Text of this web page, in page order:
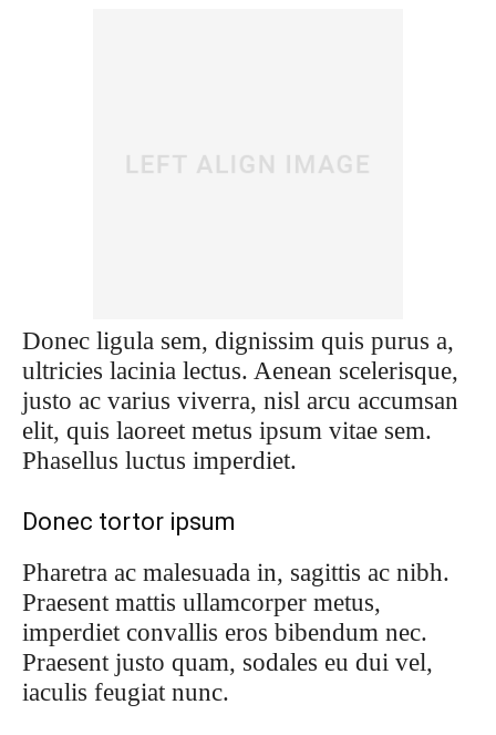
Donec ligula sem, dignissim quis purus a,
ultricies lacinia lectus. Aenean scelerisque,
justo ac varius viverra, nisl arcu accumsan
elit, quis laoreet metus ipsum vitae sem.
Phasellus luctus imperdiet.
Donec tortor ipsum
Pharetra ac malesuada in, sagittis ac nibh.
Praesent mattis ullamcorper metus,
imperdiet convallis eros bibendum nec.
Praesent justo quam, sodales eu dui vel,
iaculis feugiat nunc.